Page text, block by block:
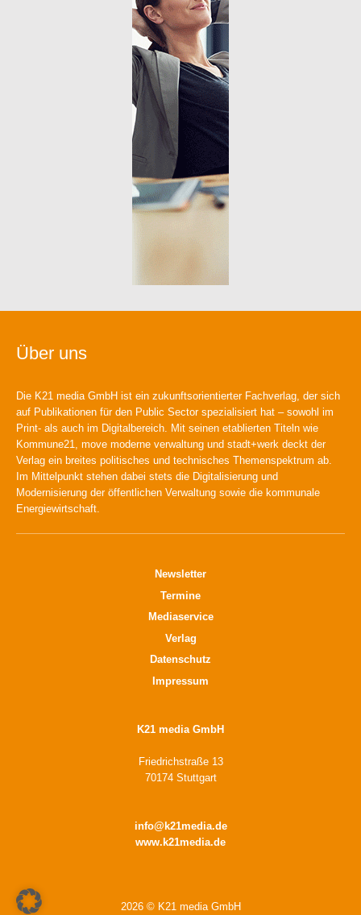
Über uns
Die K21 media GmbH ist ein zukunftsorientierter Fachverlag, der sich
auf Publikationen für den Public Sector spezialisiert hat – sowohl im
Print- als auch im Digitalbereich. Mit seinen etablierten Titeln wie
Kommune21, move moderne verwaltung und stadt+werk deckt der
Verlag ein breites politisches und technisches Themenspektrum ab.
Im Mittelpunkt stehen dabei stets die Digitalisierung und
Modernisierung der öffentlichen Verwaltung sowie die kommunale
Energiewirtschaft.
Newsletter
Termine
Mediaservice
Verlag
Datenschutz
Impressum
K21 media GmbH
Friedrichstraße 13
70174 Stuttgart
info@k21media.de
www.k21media.de
2026 © K21 media GmbH